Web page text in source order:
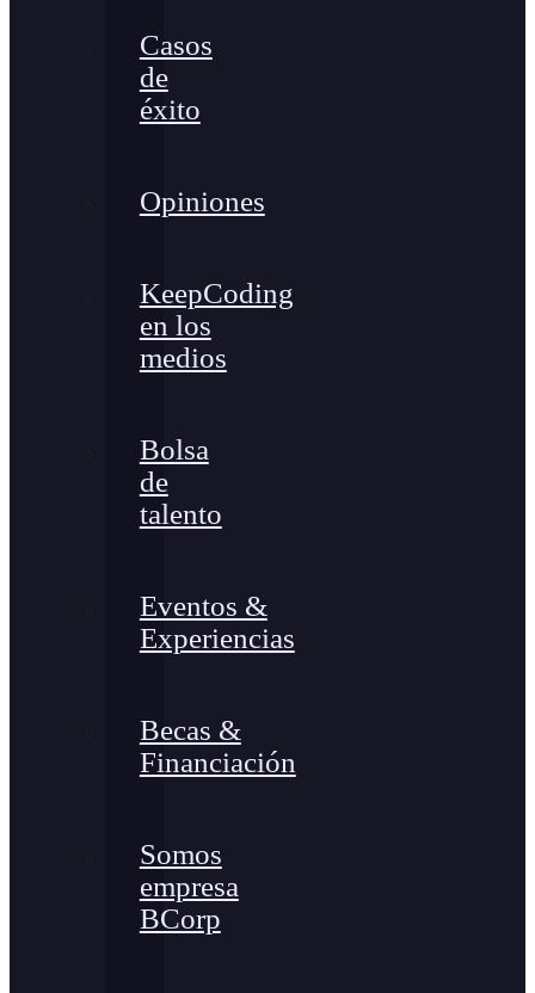
Casos
de
éxito
Opiniones
KeepCoding
en los
medios
Bolsa
de
talento
Eventos &
Experiencias
Becas &
Financiación
Somos
empresa
BCorp